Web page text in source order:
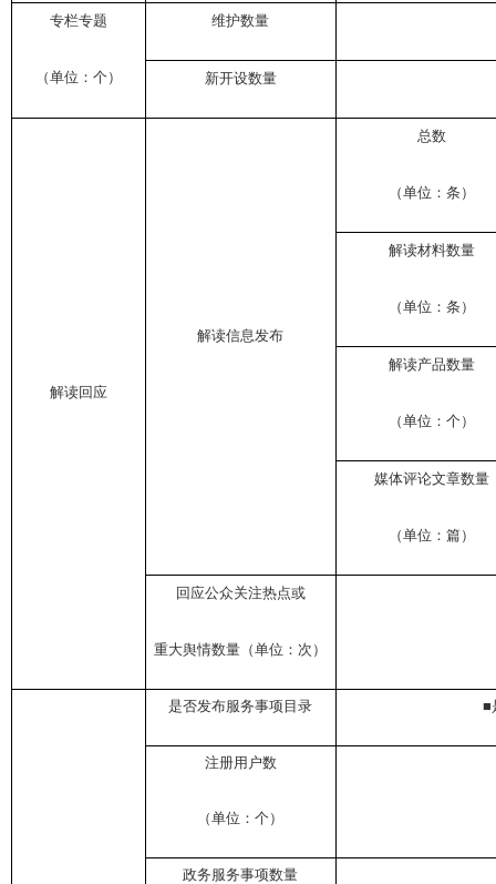
专栏专题
（单位：个）
维护数量
新开设数量
解读回应
解读信息发布
总数
（单位：条）
解读材料数量
（单位：条）
解读产品数量
（单位：个）
媒体评论文章数量
（单位：篇）
回应公众关注热点或
重大舆情数量（单位：次）
是否发布服务事项目录 ■
注册用户数
（单位：个）
政务服务事项数量